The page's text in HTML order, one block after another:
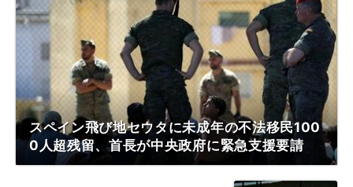
スペイン飛び地セウタに未成年の不法移民100
0人超残留、首長が中央政府に緊急支援要請